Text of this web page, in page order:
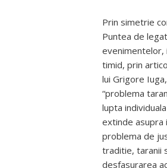
Prin simetrie
Puntea de
evenimentelor,
timid, prin
lui Grigore
“problema
lupta
extinde asupra
problema de
traditie, taranii
desfasurarea